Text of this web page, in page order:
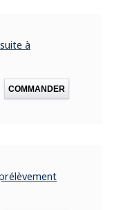
à
COMMANDER